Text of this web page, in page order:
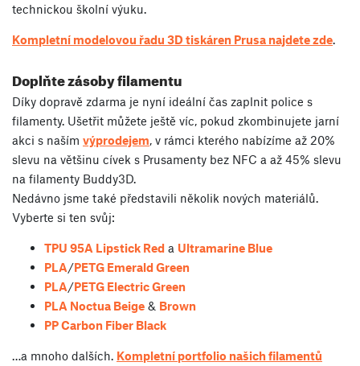
technickou školní výuku.
Kompletní modelovou řadu 3D tiskáren Prusa najdete zde.
Doplňte zásoby filamentu
Díky dopravě zdarma je nyní ideální čas zaplnit police s
filamenty. Ušetřit můžete ještě víc, pokud zkombinujete jarní
akci s naším výprodejem, v rámci kterého nabízíme až 20%
slevu na většinu cívek s Prusamenty bez NFC a až 45% slevu
na filamenty Buddy3D.
Nedávno jsme také představili několik nových materiálů.
Vyberte si ten svůj:
TPU 95A Lipstick Red a Ultramarine Blue
PLA/PETG Emerald Green
PLA/PETG Electric Green
PLA Noctua Beige & Brown
PP Carbon Fiber Black
…a mnoho dalších. Kompletní portfolio našich filamentů